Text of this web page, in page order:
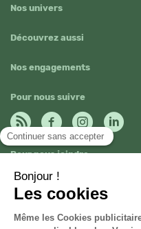
Nos univers
Découvrez aussi
Nos engagements
Pour nous suivre
Pour nous joindre